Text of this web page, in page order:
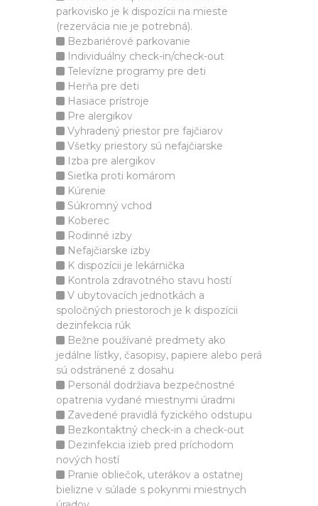
parkovisko je k dispozícii na mieste
(rezervácia nie je potrebná).
Bezbariérové parkovanie
Individuálny check-in/check-out
Televízne programy pre deti
Herňa pre deti
Hasiace prístroje
Pre alergikov
Vyhradený priestor pre fajčiarov
Všetky priestory sú nefajčiarske
Izba pre alergikov
Sieťka proti komárom
Kúrenie
Súkromný vchod
Koberec
Rodinné izby
Nefajčiarske izby
K dispozícii je lekárnička
Kontrola zdravotného stavu hostí
V ubytovacích jednotkách a
spoločných priestoroch je k dispozícii
dezinfekcia rúk
Bežne používané predmety ako
jedálne lístky, časopisy, papiere alebo perá
sú odstránené z dosahu
Personál dodržiava bezpečnostné
opatrenia vydané miestnymi úradmi
Zavedené pravidlá fyzického odstupu
Bezkontaktný check-in a check-out
Dezinfekcia izieb pred príchodom
nových hostí
Pranie obliečok, uterákov a ostatnej
bielizne v súlade s pokynmi miestnych